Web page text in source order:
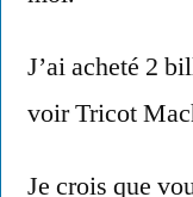
J’ai acheté 2
voir Tricot
Je crois que